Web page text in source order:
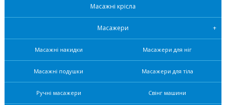
Масажні крісла
Масажери
Масажні накидки Масажери для ніг
Масажні подушки Масажери для тіла
Ручні масажери Свінг машини